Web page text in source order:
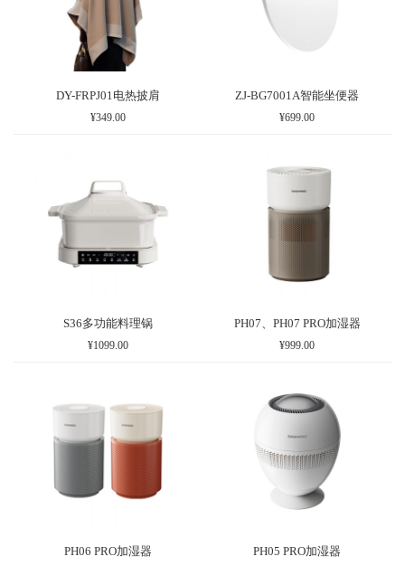
DY-FRPJ01电热披肩
¥349.00
ZJ-BG7001A智能坐便器
¥699.00
S36多功能料理锅
¥1099.00
PH07、PH07 PRO加湿器
¥999.00
PH06 PRO加湿器 PH05 PRO加湿器